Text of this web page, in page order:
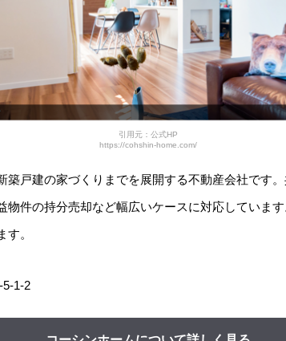
引用元：公式HP
https://cohshin-home.com/
築戸建の家づくりまでを展開する不動産会社です
件の持分売却など幅広いケースに対応しています
。
5-1-2